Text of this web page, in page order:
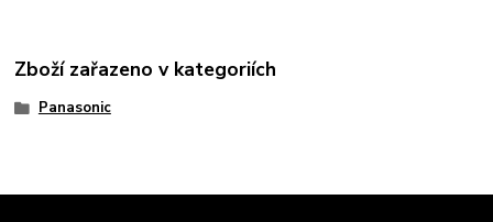
Zboží zařazeno v kategoriích
Panasonic